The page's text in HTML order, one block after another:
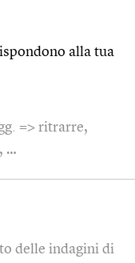
alla tua
=> ritrarre,
…
delle indagini di